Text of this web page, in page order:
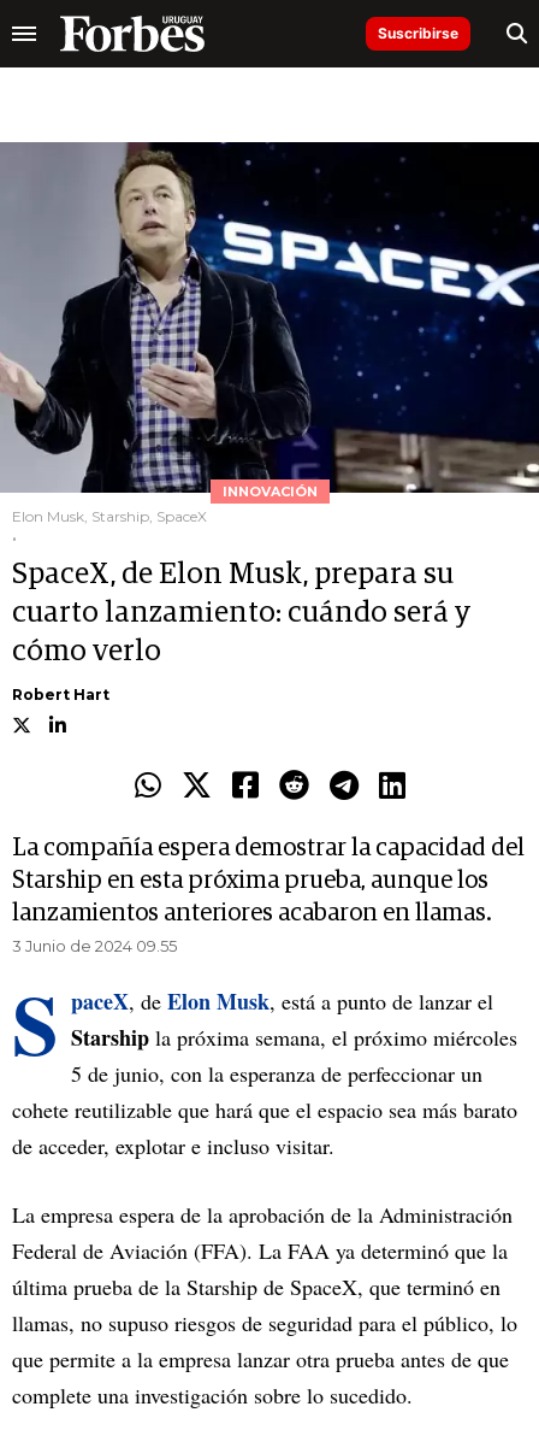
Suscribirse
INNOVACIÓN
Elon Musk, Starship, SpaceX
.
SpaceX, de Elon Musk, prepara su
cuarto lanzamiento: cuándo será y
cómo verlo
Robert Hart
La compañía espera demostrar la capacidad del
Starship en esta próxima prueba, aunque los
lanzamientos anteriores acabaron en llamas.
3 Junio de 2024 09.55
S paceX, de Elon Musk, está a punto de lanzar el
Starship la próxima semana, el próximo miércoles
5 de junio, con la esperanza de perfeccionar un
cohete reutilizable que hará que el espacio sea más barato
de acceder, explotar e incluso visitar.
La empresa espera de la aprobación de la Administración
Federal de Aviación (FFA). La FAA ya determinó que la
última prueba de la Starship de SpaceX, que terminó en
llamas, no supuso riesgos de seguridad para el público, lo
que permite a la empresa lanzar otra prueba antes de que
complete una investigación sobre lo sucedido.